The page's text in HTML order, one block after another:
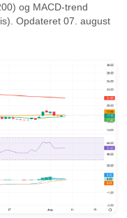
og MACD-trend
Opdateret 07. august